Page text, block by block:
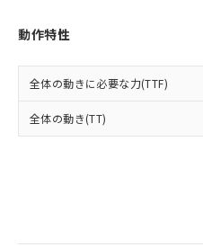
動作特性
全体の動きに必要な力(TTF)
全体の動き(TT)
引・商談に必要
をご了承くださ
※当社の共同利
の共同利用に関
とができます。
51物質の非含有証明